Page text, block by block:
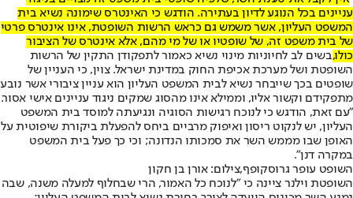
עניינים בכל הנוגע לדיון בעתירה. הודגש כי האינטרס שימונה נשיא בית
המשפט העליון, אשר משמש גם כראש הרשות השופטת, אינו אינטרס פרטי
של בית משפט זה, של שופטיו או של מי מהם, אלא אינטרס של הציבור
כולו,בשים לב לחיוניות מינוי נשיא כאמור לתפקודן התקין של הרשות
השופטת ושל מערכת אכיפת החוק במדינת ישראל. צוין, כי העניין של
שופטים בכך שייבחר נשיא לבית המשפט העליון הוא עניין ציבורי אשר נובע
מתפקידם וקשור אליו, וממילא אינו מהסוג שמקים ניגוד עניינים אישי אסור.
"עם זאת, הודגש כי לנוכח רגישות הסוגיה ונגיעתה למוסד בית המשפט
העליון, יש לנקוט ריסון ואיפוק מרביים ביחס להפעלת ביקורת שיפוטית על
האופן שבו מממש השר את סמכותו הנדונה; וכי כך פעל בית המשפט
במקרה דנן".
השופט עופר גרוסקופף,צילום: אורן בן חקון
​השופטת וילנר ציינה כי "לנוכח כל האמור, הרי שבחלוף למעלה משנה, שבה